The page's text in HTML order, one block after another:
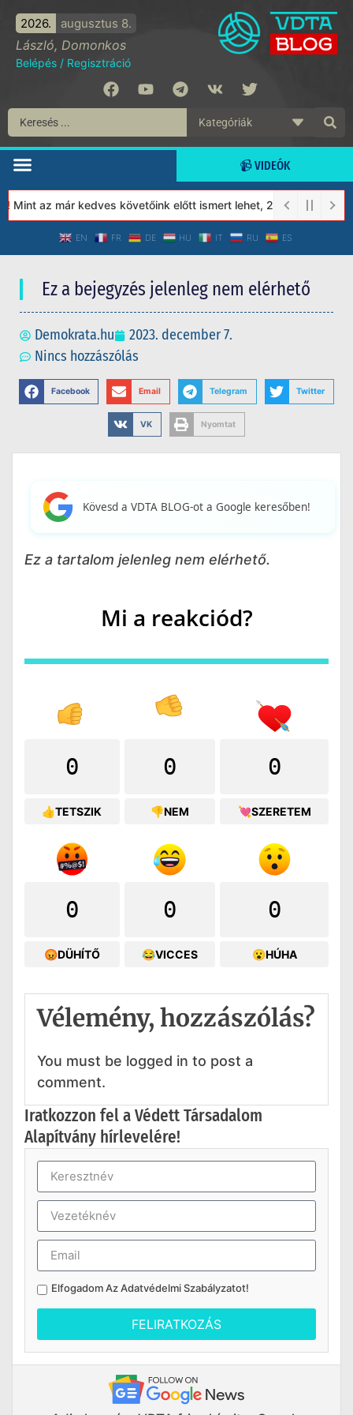
2026. augusztus 8.
László, Domonkos
Belépés / Regisztráció
📹 VIDEÓK
az már kedves követőink előtt ismert lehet, 2023-tól a
EN FR DE HU IT RU ES
Ez a bejegyzés jelenleg nem elérhető
Demokrata.hu
2023. december 7.
Nincs hozzászólás
Facebook Email Telegram Twitter
VK Nyomtat
Kövesd a VDTA BLOG-ot a Google keresőben!
Ez a tartalom jelenleg nem elérhető.
Mi a reakciód?
0
👍TETSZIK
0
👎NEM
0
💘SZERETEM
0
😡DÜHÍTŐ
0
😂VICCES
0
😮HÚHA
Vélemény, hozzászólás?
You must be logged in to post a
comment.
Iratkozzon fel a Védett Társadalom
Alapítvány hírlevelére!
Elfogadom AzAdatvédelmi Szabályzatot!
FELIRATKOZÁS